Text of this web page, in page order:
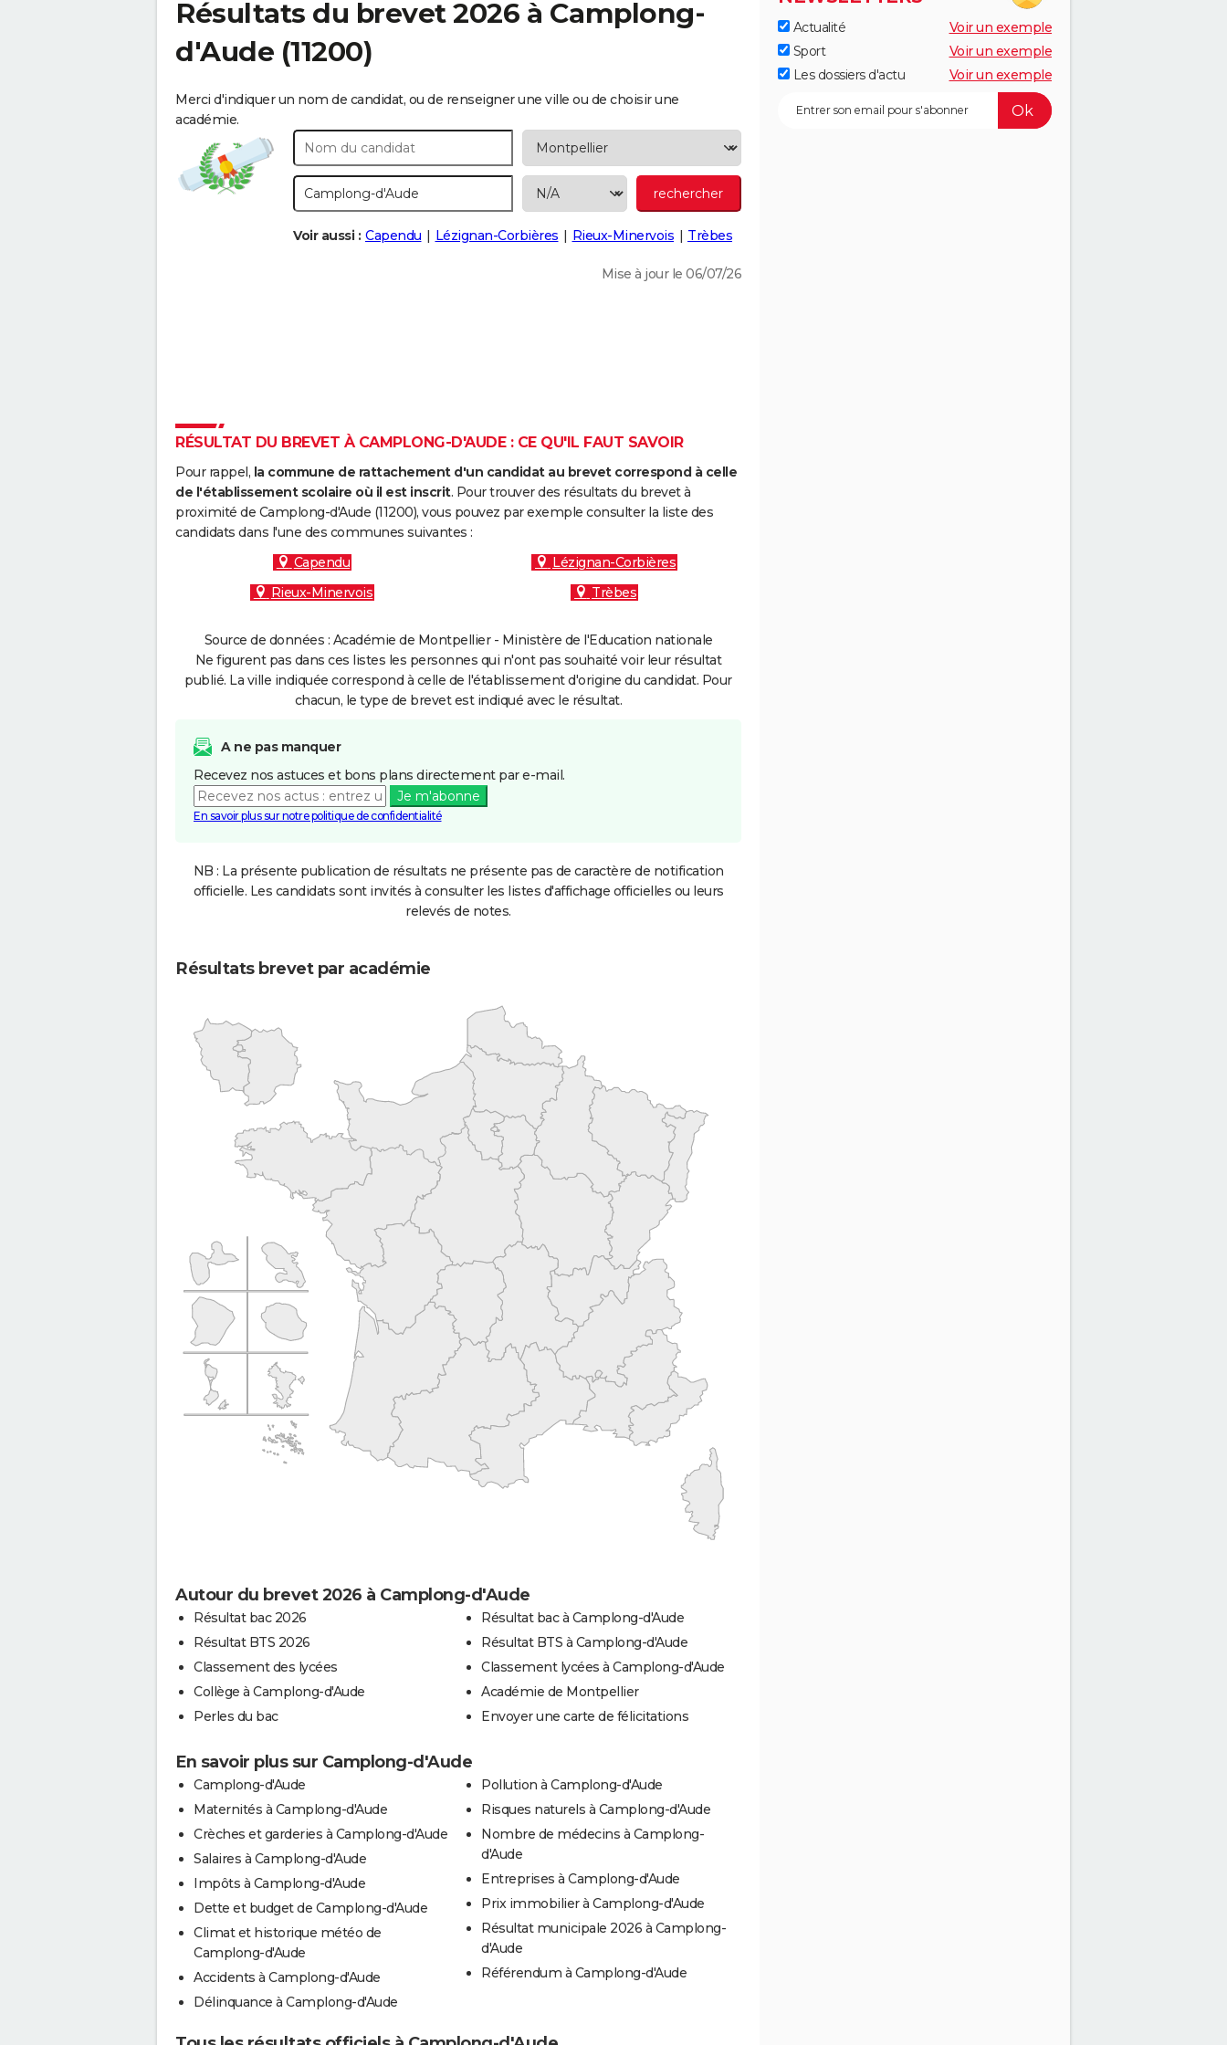
Résultats du brevet 2026 à Camplong-
d'Aude (11200)
Merci d'indiquer un nom de candidat, ou de renseigner une ville ou de choisir une
académie.
Voir aussi : Capendu Lézignan-Corbières Rieux-Minervois Trèbes
Mise à jour le 06/07/26
RÉSULTAT DU BREVET À CAMPLONG-D'AUDE : CE QU'IL FAUT SAVOIR
Pour rappel, la commune de rattachement d'un candidat au brevet correspond à celle
de l'établissement scolaire où il est inscrit. Pour trouver des résultats du brevet à
proximité de Camplong-d'Aude (11200), vous pouvez par exemple consulter la liste des
candidats dans l'une des communes suivantes :
Capendu
Lézignan-Corbières
Rieux-Minervois
Trèbes
Source de données : Académie de Montpellier - Ministère de l'Education nationale
Ne figurent pas dans ces listes les personnes qui n'ont pas souhaité voir leur résultat
publié. La ville indiquée correspond à celle de l'établissement d'origine du candidat. Pour
chacun, le type de brevet est indiqué avec le résultat.
A ne pas manquer
Recevez nos astuces et bons plans directement par e-mail.
Je m'abonne
En savoir plus sur notre politique de confidentialité
NB : La présente publication de résultats ne présente pas de caractère de notification
officielle. Les candidats sont invités à consulter les listes d'affichage officielles ou leurs
relevés de notes.
Résultats brevet par académie
Autour du brevet 2026 à Camplong-d'Aude
Résultat bac 2026
Résultat BTS 2026
Classement des lycées
Collège à Camplong-d'Aude
Perles du bac
Résultat bac à Camplong-d'Aude
Résultat BTS à Camplong-d'Aude
Classement lycées à Camplong-d'Aude
Académie de Montpellier
Envoyer une carte de félicitations
En savoir plus sur Camplong-d'Aude
Camplong-d'Aude
Maternités à Camplong-d'Aude
Crèches et garderies à Camplong-d'Aude
Salaires à Camplong-d'Aude
Impôts à Camplong-d'Aude
Dette et budget de Camplong-d'Aude
Climat et historique météo de
Camplong-d'Aude
Accidents à Camplong-d'Aude
Délinquance à Camplong-d'Aude
Pollution à Camplong-d'Aude
Risques naturels à Camplong-d'Aude
Nombre de médecins à Camplong-
d'Aude
Entreprises à Camplong-d'Aude
Prix immobilier à Camplong-d'Aude
Résultat municipale 2026 à Camplong-
d'Aude
Référendum à Camplong-d'Aude
Actualité
Voir un exemple
Sport
Voir un exemple
Les dossiers d'actu
Voir un exemple